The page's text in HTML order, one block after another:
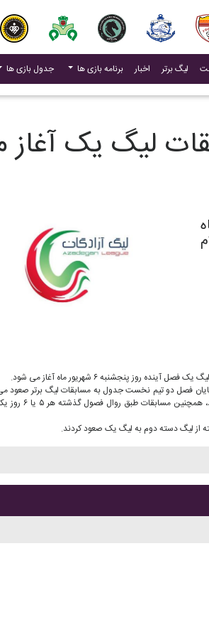
لیگ برتر اخبار(current) برنامه بازی ها جدول بازی ها
لیگ یک
روز پنجشنبه ۶ شهریور ماه آغاز می شود.
شود که در پایان فصل دو تیم نخست جدول به مسابقات لیگ برتر صعود
سه تیم انتهای جدول به لیگ دسته دوم سقوط
از لیگ دسته دوم به لیگ یک صعود کردند.